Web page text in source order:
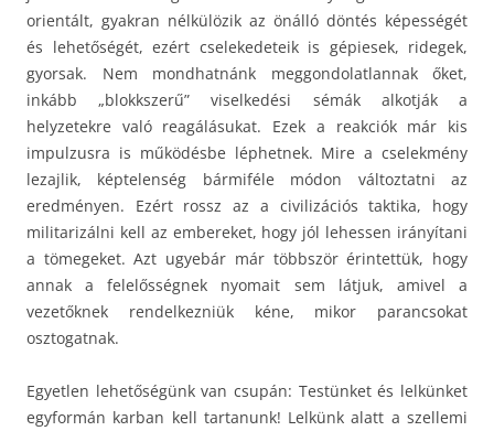
orientált, gyakran nélkülözik az önálló döntés képességét
és lehetőségét, ezért cselekedeteik is gépiesek, ridegek,
gyorsak. Nem mondhatnánk meggondolatlannak őket,
inkább „blokkszerű” viselkedési sémák alkotják a
helyzetekre való reagálásukat. Ezek a reakciók már kis
impulzusra is működésbe léphetnek. Mire a cselekmény
lezajlik, képtelenség bármiféle módon változtatni az
eredményen. Ezért rossz az a civilizációs taktika, hogy
militarizálni kell az embereket, hogy jól lehessen irányítani
a tömegeket. Azt ugyebár már többször érintettük, hogy
annak a felelősségnek nyomait sem látjuk, amivel a
vezetőknek rendelkezniük kéne, mikor parancsokat
osztogatnak.
Egyetlen lehetőségünk van csupán: Testünket és lelkünket
egyformán karban kell tartanunk! Lelkünk alatt a szellemi